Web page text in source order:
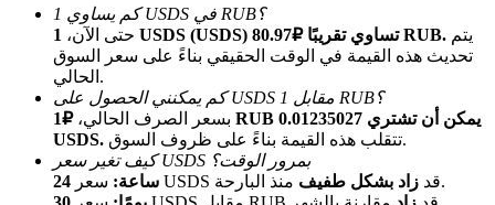
شركاء Bitrue
كم يساوي 1 USDS في RUB؟
حتى الآن،
1 USDS (USDS) تساوي تقريبًا ₽80.97 RUB.
تحديث هذه القيمة في الوقت الحقيقي بناءً على سعر السوق
الحالي.
كم يمكنني الحصول على USDS مقابل 1 RUB؟
بسعر الصرف الحالي،
₽1 RUB يمكن أن تشتري 0.01235027
USDS.
تتقلب هذه القيمة بناءً على ظروف السوق.
كيف تغير سعر USDS بمرور الوقت؟
24 ساعة:
سعر USDS قد زاد بشكل طفيف
منذ البارحة.